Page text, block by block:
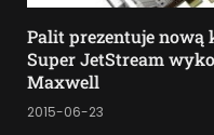
Palit prezentuje nową
Super JetStream
Maxwell
2015-06-23